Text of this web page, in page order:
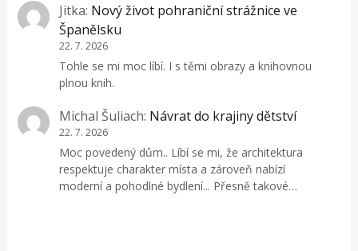
Jitka: Nový život pohraniční strážnice ve
Španělsku
22. 7. 2026
Tohle se mi moc líbí. I s těmi obrazy a knihovnou
plnou knih.
Michal Šuliach: Návrat do krajiny dětství
22. 7. 2026
Moc povedený dům.. Líbí se mi, že architektura
respektuje charakter místa a zároveň nabízí
moderní a pohodlné bydlení... Přesně takové…